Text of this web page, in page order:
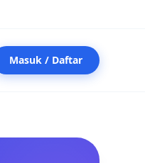
Masuk / Daftar